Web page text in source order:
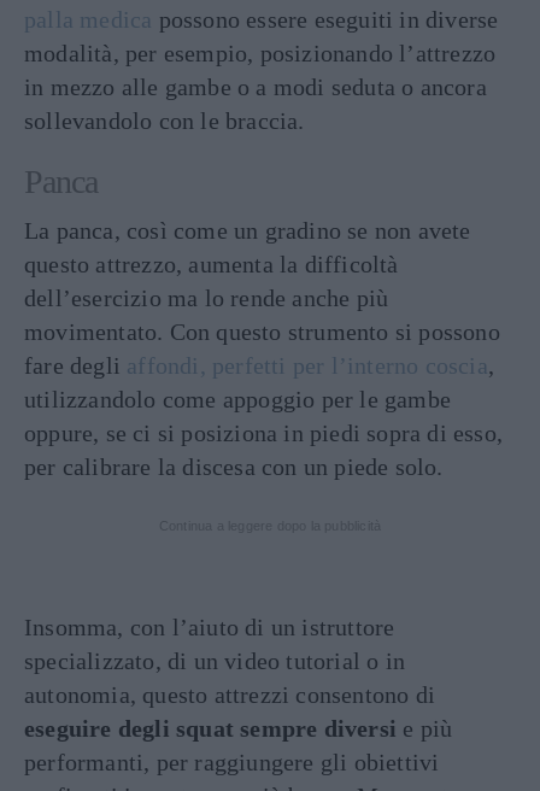
palla medica possono essere eseguiti in diverse
modalità, per esempio, posizionando l’attrezzo
in mezzo alle gambe o a modi seduta o ancora
sollevandolo con le braccia.
Panca
La panca, così come un gradino se non avete
questo attrezzo, aumenta la difficoltà
dell’esercizio ma lo rende anche più
movimentato. Con questo strumento si possono
fare degli affondi, perfetti per l’interno coscia,
utilizzandolo come appoggio per le gambe
oppure, se ci si posiziona in piedi sopra di esso,
per calibrare la discesa con un piede solo.
Insomma, con l’aiuto di un istruttore
specializzato, di un video tutorial o in
autonomia, questo attrezzi consentono di
eseguire degli squat sempre diversi e più
performanti, per raggiungere gli obiettivi